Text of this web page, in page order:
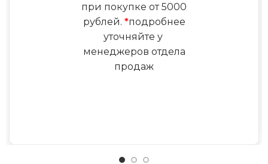
при покупке от 5000
рублей. *подробнее
уточняйте у
менеджеров отдела
продаж